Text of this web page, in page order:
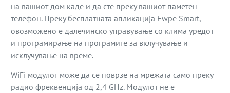
на вашиот дом каде и да сте преку вашиот паметен
телефон. Преку бесплатната апликација Ewpe Smart,
овозможено е далечинско управување со клима уредот
и програмирање на програмите за вклучување и
исклучување на време.
WiFi модулот може да се поврзе на мрежата само преку
радио фреквенција од 2,4 GHz. Модулот не е